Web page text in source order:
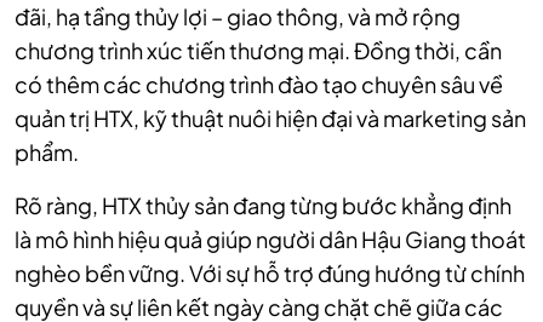
đãi, hạ tầng thủy lợi – giao thông, và mở rộng
chương trình xúc tiến thương mại. Đồng thời, cần
có thêm các chương trình đào tạo chuyên sâu về
quản trị HTX, kỹ thuật nuôi hiện đại và marketing sản
phẩm.
Rõ ràng, HTX thủy sản đang từng bước khẳng định
là mô hình hiệu quả giúp người dân Hậu Giang thoát
nghèo bền vững. Với sự hỗ trợ đúng hướng từ chính
quyền và sự liên kết ngày càng chặt chẽ giữa các